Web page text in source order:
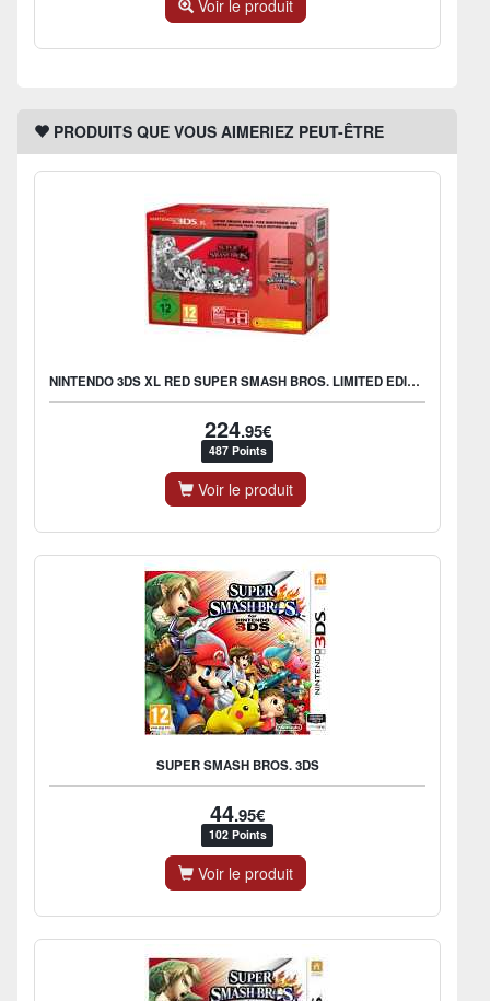
Voir le produit
PRODUITS QUE VOUS AIMERIEZ PEUT-ÊTRE
NINTENDO 3DS XL RED SUPER SMASH BROS. LIMITED EDITION
224.95€
487 Points
Voir le produit
SUPER SMASH BROS. 3DS
44.95€
102 Points
Voir le produit